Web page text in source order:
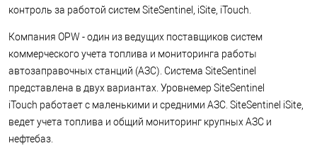
контроль за работой систем SiteSentinel, iSite, iTouch.
Компания OPW - один из ведущих поставщиков систем
коммерческого учета топлива и мониторинга работы
автозаправочных станций (АЗС). Система SiteSentinel
представлена в двух вариантах. Уровнемер SiteSentinel
iTouch работает с маленькими и средними АЗС. SiteSentinel iSite,
ведет учета топлива и общий мониторинг крупных АЗС и
нефтебаз.